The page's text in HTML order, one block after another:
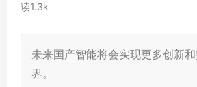
读1.3k
未来国产智能将会实现更多创新
界。